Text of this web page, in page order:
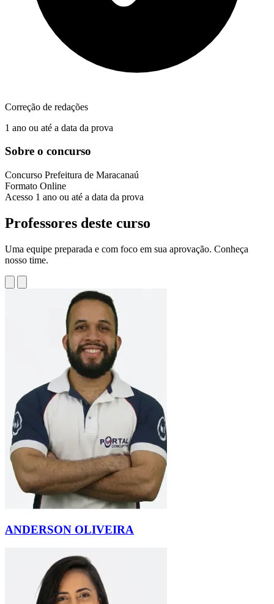
Correção de redações
1 ano ou até a data da prova
Sobre o concurso
Concurso Prefeitura de Maracanaú
Formato Online
Acesso 1 ano ou até a data da prova
Professores deste curso
Uma equipe preparada e com foco em sua aprovação. Conheça
nosso time.
ANDERSON OLIVEIRA